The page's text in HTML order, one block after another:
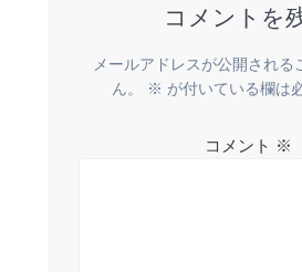
コメントを
メールアドレスが公開される
ん。
※ が付いている欄は
コメント ※